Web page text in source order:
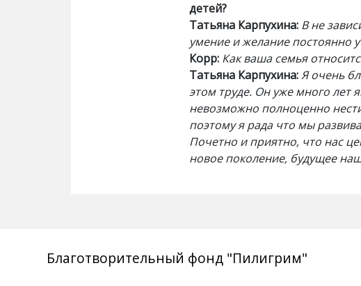
детей?
Татьяна Карпухина: В не
умение и желание постоянно
Корр: Как ваша семья
Татьяна Карпухина:Я очень
этом труде. Он уже много лет
невозможно полноценно
поэтому я рада что мы
Почетно и приятно, что нас
новое поколение, будущее
Благотворительный фонд "Пилигрим"